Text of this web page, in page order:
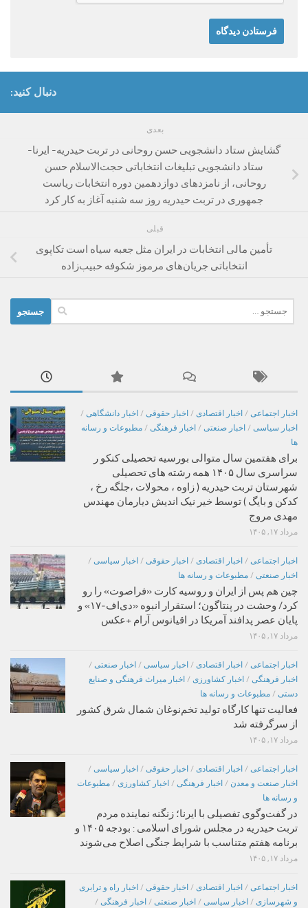
دنبال کنید:
بعدی
گشایش ستاد دانشجویی حسن روحانی در تربت حیدریه- ایرنا-
ستاد دانشجویی تبلیغات انتخاباتی حجت‌الاسلام حسن
روحانی، از نامزدهای دوازدهمین دوره انتخابات ریاست
جمهوری در تربت حیدریه روز سه شنبه آغاز به کار کرد
قبلی
تأمین مالی انتخابات در ایران مثل جعبه سیاه است تکاپوی
انتخاباتی جریان‌های مرموز شکوفه حبیب‌زاده
برای:
اخبار اجتماعی / اخبار اقتصادی / اخبار حقوقی / اخبار دانشگاهی /
اخبار سیاسی / اخبار صنعتی / اخبار فرهنگی / مطبوعات و رسانه
ها
برای هفتمین سال متوالی بورسیه تحصیلی کنکو ر
سراسری سال ۱۴۰۵ همه رشته های تحصیلی
شهرستان تربت حیدریه ( زاوه ، محولات ،جلگه رخ ،
کدکن و بایگ ) توسط خیر نیک اندیش دیارمان مهندس
مهدی مروج
مرداد ۱۷, ۱۴۰۵
اخبار اجتماعی / اخبار اقتصادی / اخبار حقوقی / اخبار سیاسی /
اخبار صنعتی / مطبوعات و رسانه ها
چین هم پس از ایران و روسیه کارت «فراصوت» را رو
کرد/ وحشت در پنتاگون؛ استقرار انبوه «دی‌اف‑۱۷» و
پایان عصر پدافند آمریکا در اقیانوس آرام +عکس
مرداد ۱۷, ۱۴۰۵
اخبار اجتماعی / اخبار اقتصادی / اخبار سیاسی / اخبار صنعتی /
اخبار فرهنگی / اخبار کشاورزی / اخبار میراث فرهنگی و صنایع
دستی / مطبوعات و رسانه ها
فعالیت تنها کارگاه تولید تخم‌نوغان شمال شرق کشور
از سرگرفته شد
مرداد ۱۷, ۱۴۰۵
اخبار اجتماعی / اخبار اقتصادی / اخبار حقوقی / اخبار سیاسی /
اخبار صنعت و معدن / اخبار فرهنگی / اخبار کشاورزی / مطبوعات
و رسانه ها
در گفت‌وگوی تفصیلی با ایرنا؛ زنگنه نماینده مردم
تربت حیدریه در مجلس شورای اسلامی : بودجه ۱۴۰۵ و
برنامه هفتم متناسب با شرایط جنگی اصلاح می‌شوند
مرداد ۱۷, ۱۴۰۵
اخبار اجتماعی / اخبار اقتصادی / اخبار حقوقی / اخبار راه و ترابری
و شهرسازی / اخبار سیاسی / اخبار صنعتی / اخبار فرهنگی /